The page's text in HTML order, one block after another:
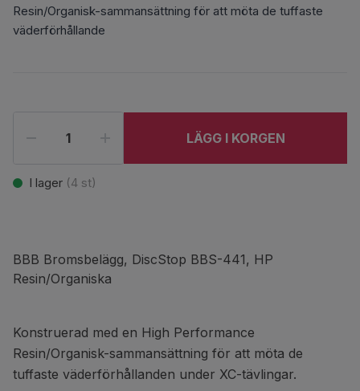
Resin/Organisk-sammansättning för att möta de tuffaste
väderförhållande
LÄGG I KORGEN
I lager (4 st)
BBB Bromsbelägg, DiscStop BBS-441, HP
Resin/Organiska
Konstruerad med en High Performance
Resin/Organisk-sammansättning för att möta de
tuffaste väderförhållanden under XC-tävlingar.